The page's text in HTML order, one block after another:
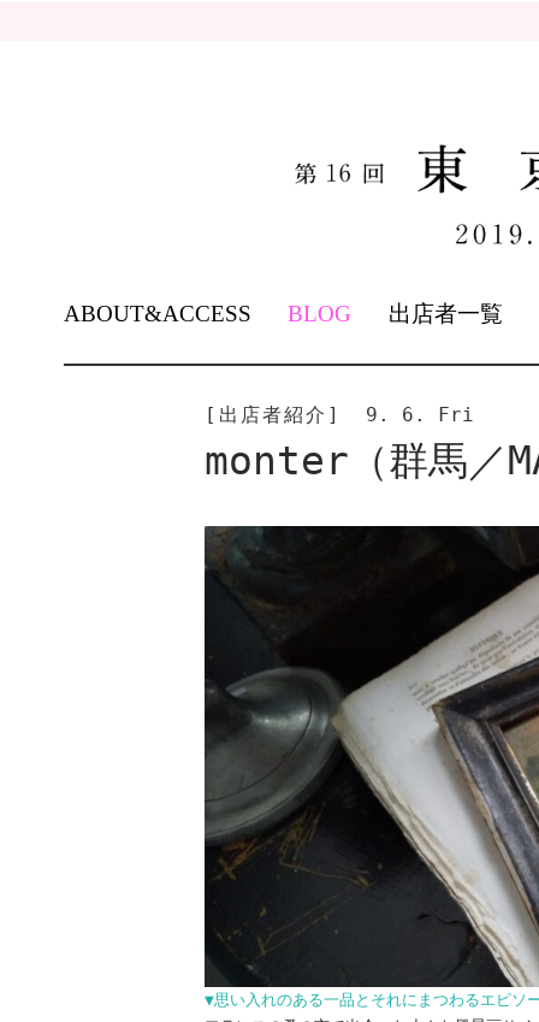
TO
CONTENT
ABOUT&ACCESS BLOG 出店者一覧
[出店者紹介] 9. 6. Fri
monter（群馬／
▼思い入れのある一品とそれにまつわるエピソ